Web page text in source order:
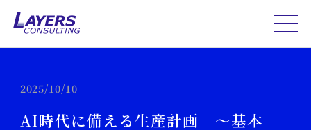
2025/10/10
AI時代に備える生産計画 ～基本